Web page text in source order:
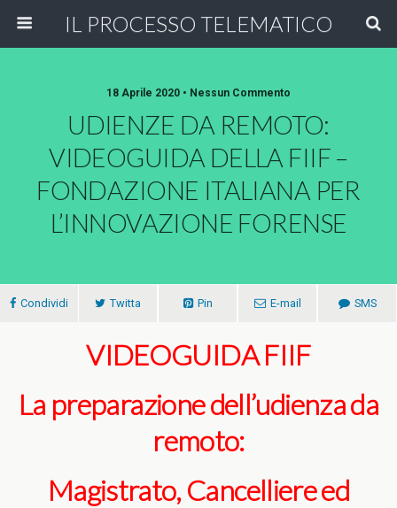
IL PROCESSO TELEMATICO
18 Aprile 2020 • Nessun Commento
UDIENZE DA REMOTO:
VIDEOGUIDA DELLA FIIF –
FONDAZIONE ITALIANA PER
L’INNOVAZIONE FORENSE
Condividi Twitta Pin E-mail SMS
VIDEOGUIDA FIIF
La preparazione dell’udienza da
remoto:
Magistrato, Cancelliere ed